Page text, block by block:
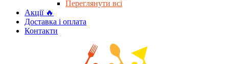
Переглянути всі
Акції 🔥
Доставка і оплата
Контакти